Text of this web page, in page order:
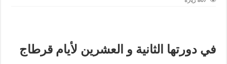
في دورتها الثانية و العشرين لأيام قرطاج